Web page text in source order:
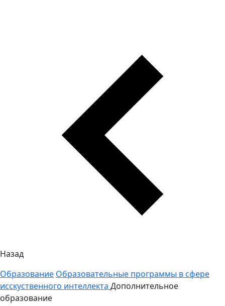
Назад
Образование Образовательные программы в сфере
исскуственного интеллекта Дополнительное
образование